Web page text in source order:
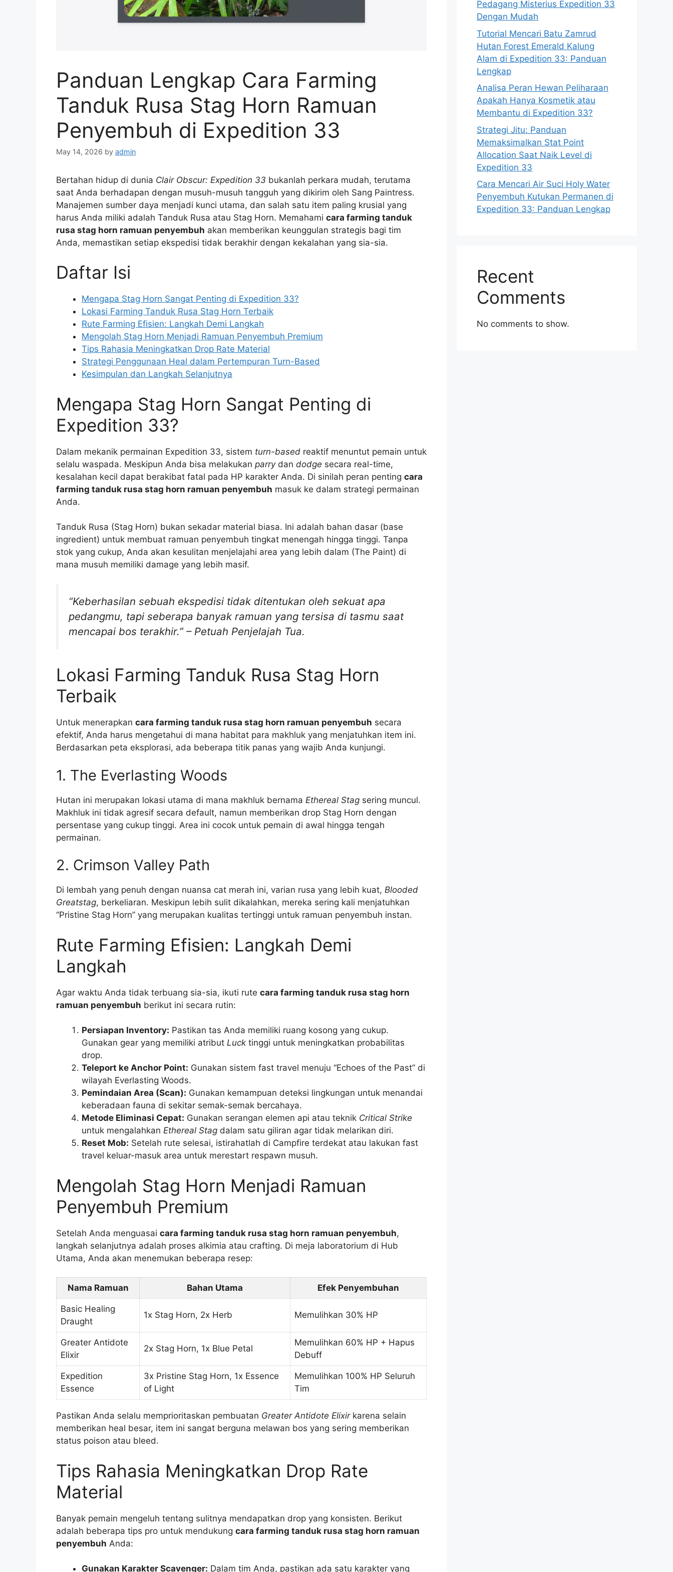
Panduan Lengkap Cara Farming
Tanduk Rusa Stag Horn Ramuan
Penyembuh di Expedition 33
May 14, 2026 by admin
Bertahan hidup di dunia Clair Obscur: Expedition 33 bukanlah perkara mudah, terutama
saat Anda berhadapan dengan musuh-musuh tangguh yang dikirim oleh Sang Paintress.
Manajemen sumber daya menjadi kunci utama, dan salah satu item paling krusial yang
harus Anda miliki adalah Tanduk Rusa atau Stag Horn. Memahami cara farming tanduk
rusa stag horn ramuan penyembuh akan memberikan keunggulan strategis bagi tim
Anda, memastikan setiap ekspedisi tidak berakhir dengan kekalahan yang sia-sia.
Daftar Isi
Mengapa Stag Horn Sangat Penting di Expedition 33?
Lokasi Farming Tanduk Rusa Stag Horn Terbaik
Rute Farming Efisien: Langkah Demi Langkah
Mengolah Stag Horn Menjadi Ramuan Penyembuh Premium
Tips Rahasia Meningkatkan Drop Rate Material
Strategi Penggunaan Heal dalam Pertempuran Turn-Based
Kesimpulan dan Langkah Selanjutnya
Mengapa Stag Horn Sangat Penting di
Expedition 33?
Dalam mekanik permainan Expedition 33, sistem turn-based reaktif menuntut pemain untuk
selalu waspada. Meskipun Anda bisa melakukan parrydan dodge secara real-time,
kesalahan kecil dapat berakibat fatal pada HP karakter Anda. Di sinilah peran penting cara
farming tanduk rusa stag horn ramuan penyembuh masuk ke dalam strategi permainan
Anda.
Tanduk Rusa (Stag Horn) bukan sekadar material biasa. Ini adalah bahan dasar (base
ingredient) untuk membuat ramuan penyembuh tingkat menengah hingga tinggi. Tanpa
stok yang cukup, Anda akan kesulitan menjelajahi area yang lebih dalam (The Paint) di
mana musuh memiliki damage yang lebih masif.
“Keberhasilan sebuah ekspedisi tidak ditentukan oleh sekuat apa
pedangmu, tapi seberapa banyak ramuan yang tersisa di tasmu saat
mencapai bos terakhir.” – Petuah Penjelajah Tua.
Lokasi Farming Tanduk Rusa Stag Horn
Terbaik
Untuk menerapkan cara farming tanduk rusa stag horn ramuan penyembuh secara
efektif, Anda harus mengetahui di mana habitat para makhluk yang menjatuhkan item ini.
Berdasarkan peta eksplorasi, ada beberapa titik panas yang wajib Anda kunjungi.
1. The Everlasting Woods
Hutan ini merupakan lokasi utama di mana makhluk bernama Ethereal Stag sering muncul.
Makhluk ini tidak agresif secara default, namun memberikan drop Stag Horn dengan
persentase yang cukup tinggi. Area ini cocok untuk pemain di awal hingga tengah
permainan.
2. Crimson Valley Path
Di lembah yang penuh dengan nuansa cat merah ini, varian rusa yang lebih kuat, Blooded
Greatstag, berkeliaran. Meskipun lebih sulit dikalahkan, mereka sering kali menjatuhkan
“Pristine Stag Horn” yang merupakan kualitas tertinggi untuk ramuan penyembuh instan.
Rute Farming Efisien: Langkah Demi
Langkah
Agar waktu Anda tidak terbuang sia-sia, ikuti rute cara farming tanduk rusa stag horn
ramuan penyembuh berikut ini secara rutin:
Persiapan Inventory: Pastikan tas Anda memiliki ruang kosong yang cukup.
Gunakan gear yang memiliki atribut Luck tinggi untuk meningkatkan probabilitas
drop.
Teleport ke Anchor Point: Gunakan sistem fast travel menuju “Echoes of the Past” di
wilayah Everlasting Woods.
Pemindaian Area (Scan): Gunakan kemampuan deteksi lingkungan untuk menandai
keberadaan fauna di sekitar semak-semak bercahaya.
Metode Eliminasi Cepat: Gunakan serangan elemen api atau teknik Critical Strike
untuk mengalahkan Ethereal Stag dalam satu giliran agar tidak melarikan diri.
Reset Mob: Setelah rute selesai, istirahatlah di Campfire terdekat atau lakukan fast
travel keluar-masuk area untuk merestart respawn musuh.
Mengolah Stag Horn Menjadi Ramuan
Penyembuh Premium
Setelah Anda menguasai cara farming tanduk rusa stag horn ramuan penyembuh,
langkah selanjutnya adalah proses alkimia atau crafting. Di meja laboratorium di Hub
Utama, Anda akan menemukan beberapa resep:
Nama Ramuan Bahan Utama Efek Penyembuhan
Basic Healing
Draught
1x Stag Horn, 2x Herb Memulihkan 30% HP
Greater Antidote
Elixir
2x Stag Horn, 1x Blue Petal
Memulihkan 60% HP + Hapus
Debuff
Expedition
Essence
3x Pristine Stag Horn, 1x Essence
of Light
Memulihkan 100% HP Seluruh
Tim
Pastikan Anda selalu memprioritaskan pembuatan Greater Antidote Elixirkarena selain
memberikan heal besar, item ini sangat berguna melawan bos yang sering memberikan
status poison atau bleed.
Tips Rahasia Meningkatkan Drop Rate
Material
Banyak pemain mengeluh tentang sulitnya mendapatkan drop yang konsisten. Berikut
adalah beberapa tips pro untuk mendukung cara farming tanduk rusa stag horn ramuan
penyembuh Anda:
Gunakan Karakter Scavenger: Dalam tim Anda, pastikan ada satu karakter yang
Pedagang Misterius Expedition 33
Dengan Mudah
Tutorial Mencari Batu Zamrud
Hutan Forest Emerald Kalung
Alam di Expedition 33: Panduan
Lengkap
Analisa Peran Hewan Peliharaan
Apakah Hanya Kosmetik atau
Membantu di Expedition 33?
Strategi Jitu: Panduan
Memaksimalkan Stat Point
Allocation Saat Naik Level di
Expedition 33
Cara Mencari Air Suci Holy Water
Penyembuh Kutukan Permanen di
Expedition 33: Panduan Lengkap
Recent
Comments
No comments to show.